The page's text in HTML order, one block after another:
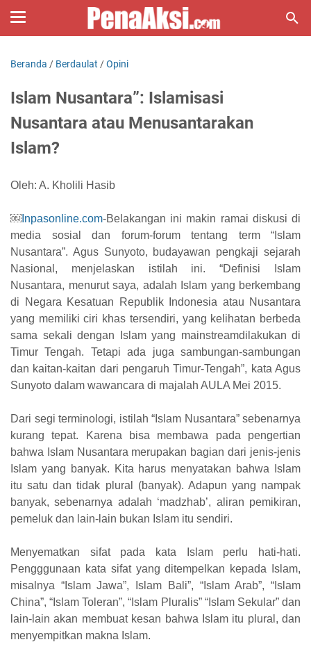
Beranda / Berdaulat /Opini
Islam Nusantara”: Islamisasi
Nusantara atau Menusantarakan
Islam?
Oleh: A. Kholili Hasib
￼ Inpasonline.com-Belakangan ini makin ramai diskusi di
media sosial dan forum-forum tentang term “Islam
Nusantara”. Agus Sunyoto, budayawan pengkaji sejarah
Nasional, menjelaskan istilah ini. “Definisi Islam
Nusantara, menurut saya, adalah Islam yang berkembang
di Negara Kesatuan Republik Indonesia atau Nusantara
yang memiliki ciri khas tersendiri, yang kelihatan berbeda
sama sekali dengan Islam yang mainstreamdilakukan di
Timur Tengah. Tetapi ada juga sambungan-sambungan
dan kaitan-kaitan dari pengaruh Timur-Tengah”, kata Agus
Sunyoto dalam wawancara di majalah AULA Mei 2015.
Dari segi terminologi, istilah “Islam Nusantara” sebenarnya
kurang tepat. Karena bisa membawa pada pengertian
bahwa Islam Nusantara merupakan bagian dari jenis-jenis
Islam yang banyak. Kita harus menyatakan bahwa Islam
itu satu dan tidak plural (banyak). Adapun yang nampak
banyak, sebenarnya adalah ‘madzhab’, aliran pemikiran,
pemeluk dan lain-lain bukan Islam itu sendiri.
Menyematkan sifat pada kata Islam perlu hati-hati.
Pengggunaan kata sifat yang ditempelkan kepada Islam,
misalnya “Islam Jawa”, Islam Bali”, “Islam Arab”, “Islam
China”, “Islam Toleran”, “Islam Pluralis” “Islam Sekular” dan
lain-lain akan membuat kesan bahwa Islam itu plural, dan
menyempitkan makna Islam.